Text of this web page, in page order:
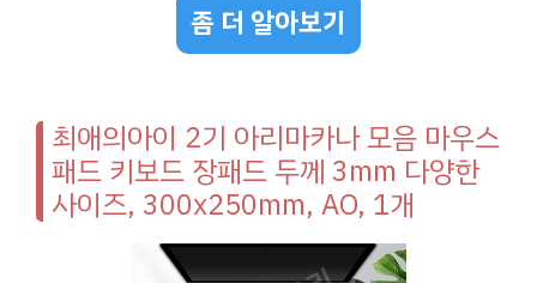
좀 더 알아보기
최애의아이 2기 아리마카나 모음 마우스
패드 키보드 장패드 두께 3mm 다양한
사이즈, 300x250mm, AO, 1개